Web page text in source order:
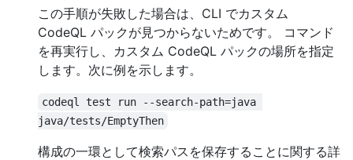
この手順が失敗した場合は、CLI でカスタム
CodeQL パックが見つからないためです。 コマンド
を再実行し、カスタム CodeQL パックの場所を指定
します。次に例を示します。
codeql test run --search-path=java
java/tests/EmptyThen
構成の一環として検索パスを保存することに関する詳